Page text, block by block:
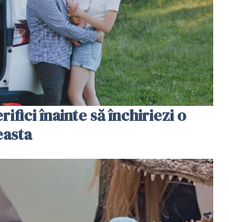
înainte să închiriezi o